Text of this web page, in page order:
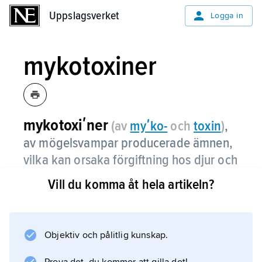
Uppslagsverket Logga in
mykotoxiner
mykotoxiʹner (av myʹko- ochtoxin),
av mögelsvampar producerade ämnen,
vilka kan orsaka förgiftning hos djur och
människa.
problem i tropikerna än i t.ex. Sverige. Höga
Vill du komma åt hela artikeln?
Objektiv och pålitlig kunskap.